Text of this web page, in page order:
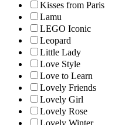
Kisses from Paris
Lamu
LEGO Iconic
Leopard
Little Lady
Love Style
Love to Learn
Lovely Friends
Lovely Girl
Lovely Rose
Lovely Winter